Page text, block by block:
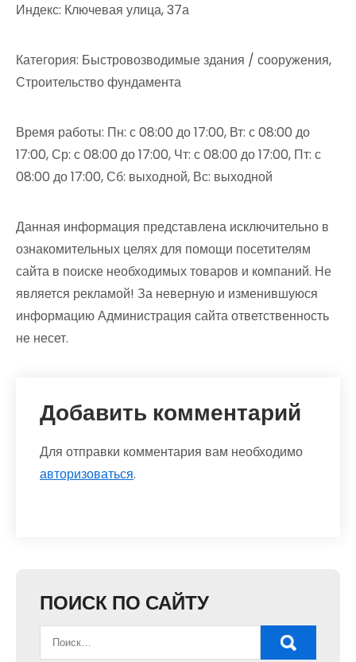
Индекс: Ключевая улица, 37а
Категория: Быстровозводимые здания / сооружения,
Строительство фундамента
Время работы: Пн: с 08:00 до 17:00, Вт: с 08:00 до
17:00, Ср: с 08:00 до 17:00, Чт: с 08:00 до 17:00, Пт: с
08:00 до 17:00, Сб: выходной, Вс: выходной
Данная информация представлена исключительно в
ознакомительных целях для помощи посетителям
сайта в поиске необходимых товаров и компаний. Не
является рекламой! За неверную и изменившуюся
информацию Администрация сайта ответственность
не несет.
Добавить комментарий
Для отправки комментария вам необходимо
авторизоваться.
ПОИСК ПО САЙТУ